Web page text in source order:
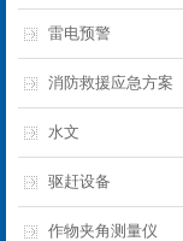
雷电预警
消防救援应急方案
水文
驱赶设备
作物夹角测量仪